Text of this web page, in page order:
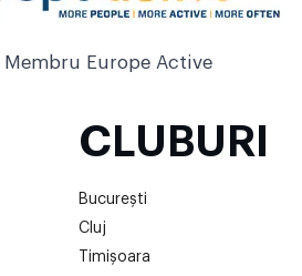
Membru Europe Active
CLUBURI
București
Cluj
Timișoara